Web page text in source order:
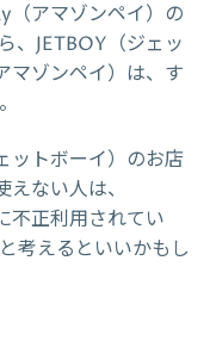
（アマゾンペイ）の
、JETBOY（ジェッ
マゾンペイ）は、す
ットボーイ）のお店
ない人は、
不正利用されてい
考えるといいかもし